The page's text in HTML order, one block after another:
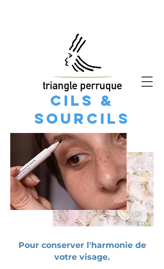
Cils &
sourcils
Pour conserver l'harmonie de
votre visage.